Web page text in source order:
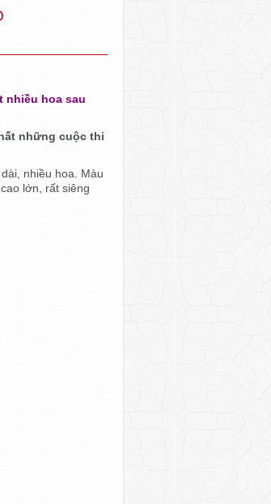
nhiều hoa sau
những cuộc thi
nhiều hoa. Màu
lớn, rất siêng